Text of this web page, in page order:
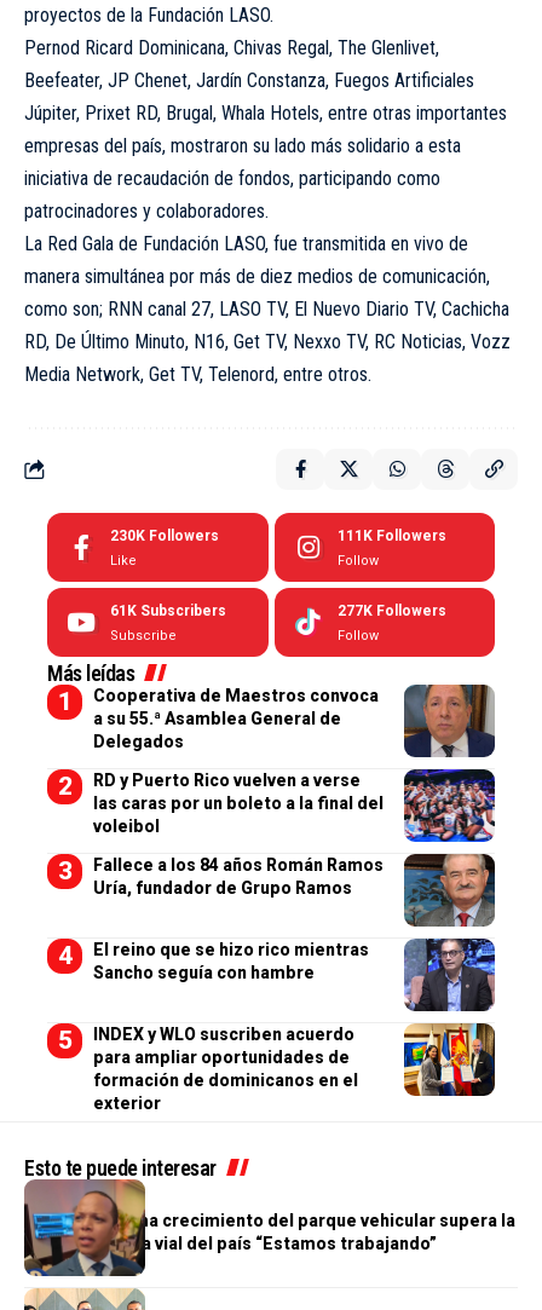
proyectos de la Fundación LASO.
Pernod Ricard Dominicana, Chivas Regal, The Glenlivet,
Beefeater, JP Chenet, Jardín Constanza, Fuegos Artificiales
Júpiter, Prixet RD, Brugal, Whala Hotels, entre otras importantes
empresas del país, mostraron su lado más solidario a esta
iniciativa de recaudación de fondos, participando como
patrocinadores y colaboradores.
La Red Gala de Fundación LASO, fue transmitida en vivo de
manera simultánea por más de diez medios de comunicación,
como son; RNN canal 27, LASO TV, El Nuevo Diario TV, Cachicha
RD, De Último Minuto, N16, Get TV, Nexxo TV, RC Noticias, Vozz
Media Network, Get TV, Telenord, entre otros.
230K Followers
Like
111K Followers
Follow
61K Subscribers
Subscribe
277K Followers
Follow
Más leídas
Cooperativa de Maestros convoca
a su 55.ª Asamblea General de
Delegados
RD y Puerto Rico vuelven a verse
las caras por un boleto a la final del
voleibol
Fallece a los 84 años Román Ramos
Uría, fundador de Grupo Ramos
El reino que se hizo rico mientras
Sancho seguía con hambre
INDEX y WLO suscriben acuerdo
para ampliar oportunidades de
formación de dominicanos en el
exterior
Esto te puede interesar
GENERALES
Morrison afirma crecimiento del parque vehicular supera la
infraestructura vial del país “Estamos trabajando”
GENERALES